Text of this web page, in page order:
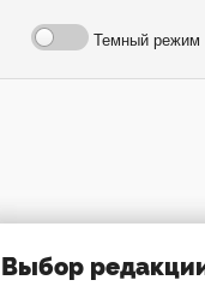
Темный режим
Выбор